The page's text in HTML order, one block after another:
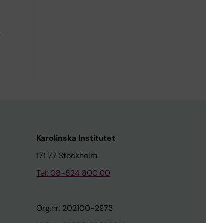
Karolinska Institutet
171 77 Stockholm
Tel: 08-524 800 00
Org.nr: 202100-2973